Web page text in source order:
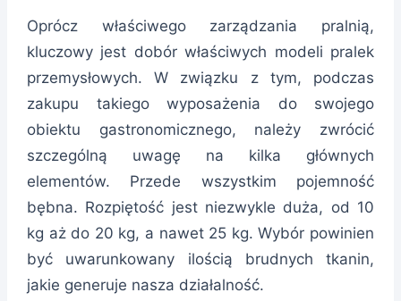
Oprócz właściwego zarządzania pralnią,
kluczowy jest dobór właściwych modeli pralek
przemysłowych. W związku z tym, podczas
zakupu takiego wyposażenia do swojego
obiektu gastronomicznego, należy zwrócić
szczególną uwagę na kilka głównych
elementów. Przede wszystkim pojemność
bębna. Rozpiętość jest niezwykle duża, od 10
kg aż do 20 kg, a nawet 25 kg. Wybór powinien
być uwarunkowany ilością brudnych tkanin,
jakie generuje nasza działalność.